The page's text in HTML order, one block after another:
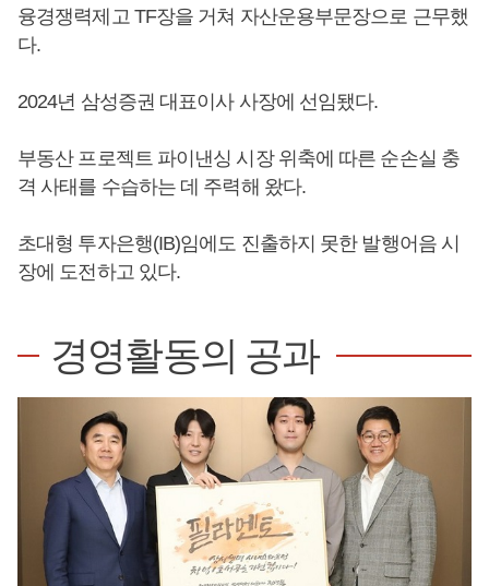
융경쟁력제고 TF장을 거쳐 자산운용부문장으로 근무했
다.
2024년 삼성증권 대표이사 사장에 선임됐다.
부동산 프로젝트 파이낸싱 시장 위축에 따른 순손실 충
격 사태를 수습하는 데 주력해 왔다.
초대형 투자은행(IB)임에도 진출하지 못한 발행어음 시
장에 도전하고 있다.
경영활동의 공과